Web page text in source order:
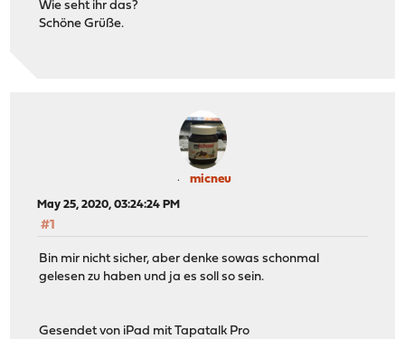
Wie seht ihr das?
Schöne Grüße.
micneu
May 25, 2020, 03:24:24 PM
#1
Bin mir nicht sicher, aber denke sowas schonmal
gelesen zu haben und ja es soll so sein.
Gesendet von iPad mit Tapatalk Pro